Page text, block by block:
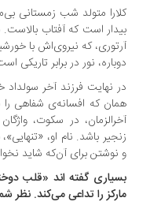
متولد شب زمستانی بی‌ماه،
است که آفتاب بالاست.
که نیروی‌اش با خورشید
نور در برابر تاریکی است.
نهایت فرزند آخر سولداد
که افسانه‌ی شفاهی را به
در سکوت، واژگان را
باشد. نام او، «تنهایی»، به
برای آن‌که شاید نخواند.
گفته اند «قلب دوخته»،
را تداعی می‌کند. نظر شما